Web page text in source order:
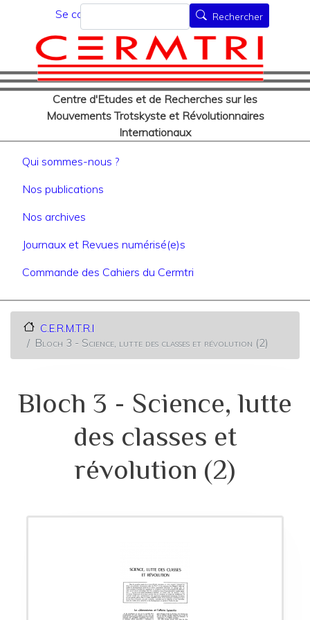
au
contenu
principal
Menu du compte de
Se connecter
Centre d'Etudes et de Recherches sur les
Mouvements Trotskyste et Révolutionnaires
Internationaux
Rechercher Rechercher
Navigation principale
Qui sommes-nous ?
Nos publications
Nos archives
Journaux et Revues numérisé(e)s
Commande des Cahiers du Cermtri
C.E.R.M.T.R.I
Bloch 3 - Science, lutte des classes et révolution (2)
Bloch 3 - Science, lutte
des classes et
révolution (2)